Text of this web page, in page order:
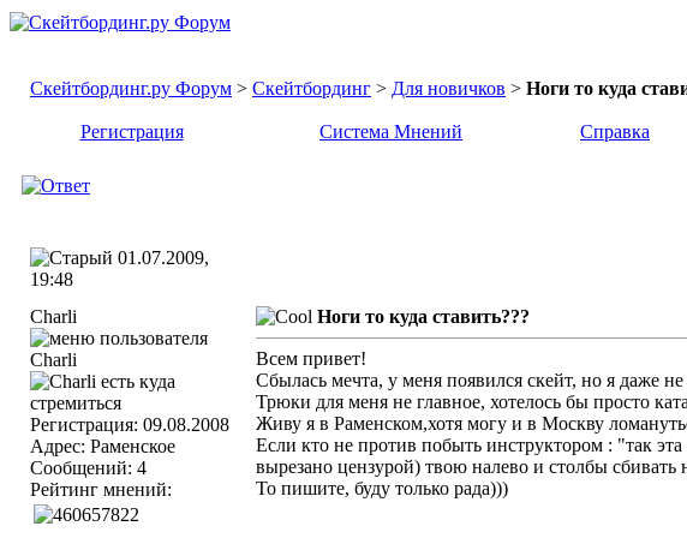
Скейтбординг.ру Форум > Скейтбординг > Для новичков > Ноги то куда
Регистрация
Система Мнений Справка
01.07.2009,
19:48
Сharli
Регистрация: 09.08.2008
Адрес: Раменское
Сообщений: 4
Рейтинг мнений:
Ноги то куда ставить???
Всем привет!
Сбылась мечта, у меня появился скейт, но я даже
Трюки для меня не главное, хотелось бы просто
Живу я в Раменском,хотя могу и в Москву
Если кто не против побыть инструктором : "так
вырезано цензурой) твою налево и столбы сбивать
То пишите, буду только рада)))